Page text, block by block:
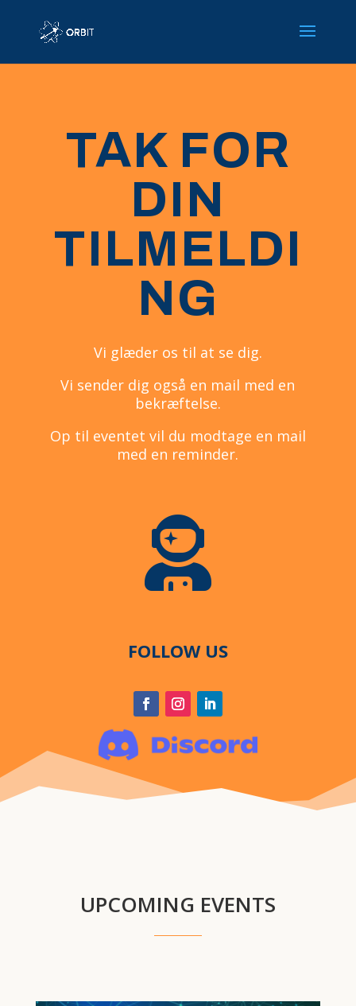
TAK FOR
DIN
TILMELDI
NG
Vi glæder os til at se dig.
Vi sender dig også en mail med en
bekræftelse.
Op til eventet vil du modtage en mail
med en reminder.

FOLLOW US
UPCOMING EVENTS